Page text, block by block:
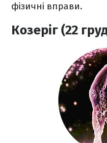
фізичні вправи.
Козеріг (22